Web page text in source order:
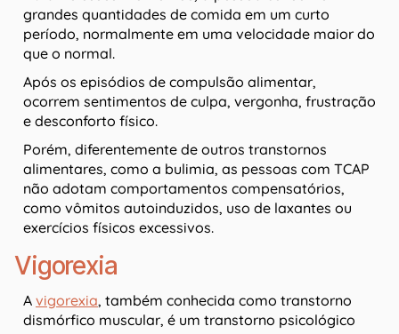
grandes quantidades de comida em um curto
período, normalmente em uma velocidade maior do
que o normal.
Após os episódios de compulsão alimentar,
ocorrem sentimentos de culpa, vergonha, frustração
e desconforto físico.
Porém, diferentemente de outros transtornos
alimentares, como a bulimia, as pessoas com TCAP
não adotam comportamentos compensatórios,
como vômitos autoinduzidos, uso de laxantes ou
exercícios físicos excessivos.
Vigorexia
A vigorexia, também conhecida como transtorno
dismórfico muscular, é um transtorno psicológico